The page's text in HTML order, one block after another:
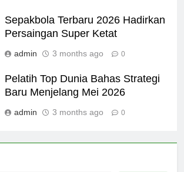
Sepakbola Terbaru 2026 Hadirkan
Persaingan Super Ketat
admin 3 months ago 0
Pelatih Top Dunia Bahas Strategi
Baru Menjelang Mei 2026
admin 3 months ago 0